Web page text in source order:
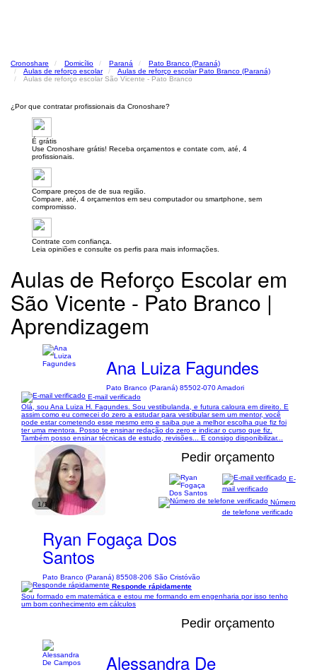
Cronoshare Domicílio Paraná
Pato Branco (Paraná)
Aulas de reforço escolar
Aulas de reforço escolar Pato Branco (Paraná)
Aulas de reforço escolar São Vicente - Pato Branco
¿Por que contratar profissionais da Cronoshare?
É grátis
Use Cronoshare grátis! Receba orçamentos e contate com, até, 4
profissionais.
Compare preços de de sua região.
Compare, até, 4 orçamentos em seu computador ou smartphone, sem
compromisso.
Contrate com confiança.
Leia opiniões e consulte os perfis para mais informações.
Aulas de Reforço Escolar em
São Vicente - Pato Branco |
Aprendizagem
Ana Luiza Fagundes
Pato Branco (Paraná) 85502-070 Amadori
E-mail verificado
Olá, sou Ana Luiza H. Fagundes. Sou vestibulanda, e futura caloura em direito. E
assim como eu comecei do zero a estudar para vestibular sem um mentor, você
pode estar cometendo esse mesmo erro e saiba que a melhor escolha que fiz foi
ter uma mentora. Posso te ensinar redação do zero e indicar o curso que fiz.
Também posso ensinar técnicas de estudo, revisões... E consigo disponibilizar...
1/1
Pedir orçamento
Ryan Fogaça Dos
Santos
Pato Branco (Paraná) 85508-206 São Cristóvão
E-
mail verificado
Número
de telefone verificado
Responde rápidamente
Sou formado em matemática e estou me formando em engenharia por isso tenho
um bom conhecimento em cálculos
Pedir orçamento
Alessandra De